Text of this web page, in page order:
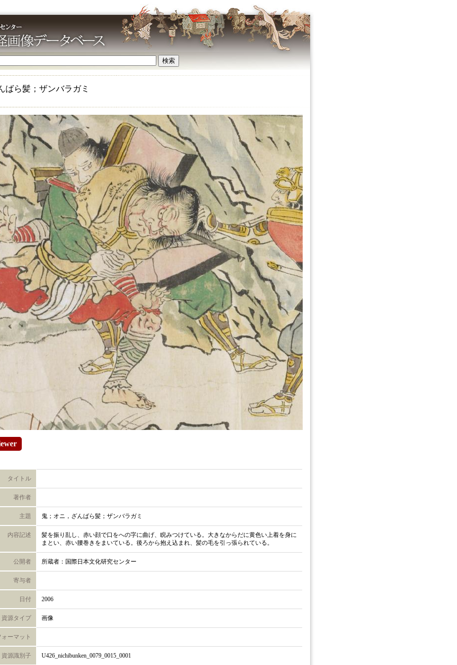
ばら髪；ザンバラガミ
タイトル
著作者
主題 鬼；オニ，ざんばら髪；ザンバラガミ
内容記述
髪を振り乱し、赤い顔で口をへの字に曲げ、睨みつけている。大きなからだに黄色い上着を身に
まとい、赤い腰巻きをまいている。後ろから抱え込まれ、髪の毛を引っ張られている。
公開者 所蔵者：国際日本文化研究センター
寄与者
日付 2006
資源タイプ 画像
ォーマット
資源識別子 U426_nichibunken_0079_0015_0001